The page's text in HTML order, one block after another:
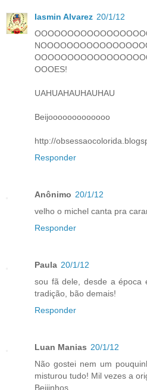
Iasmin Alvarez 20/1/12
OOOES!
UAHUAHAUHAUHAU
Beijooooooooooooo
http://
Responder
Anônimo 20/1/12
velho o michel canta pra
Responder
Paula 20/1/12
sou fã dele, desde a época
tradição, bão demais!
Responder
Luan Manias 20/1/12
Não gostei nem um
misturou tudo! Mil vezes a
Beijinhos...